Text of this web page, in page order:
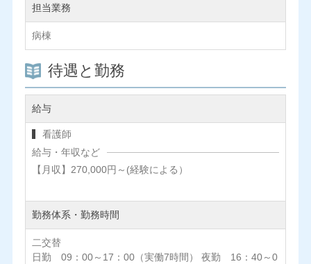
担当業務
病棟
待遇と勤務
給与
看護師
給与・年収など
【月収】270,000円～(経験による）
勤務体系・勤務時間
二交替
日勤 09：00～17：00（実働7時間） 夜勤 16：40～0